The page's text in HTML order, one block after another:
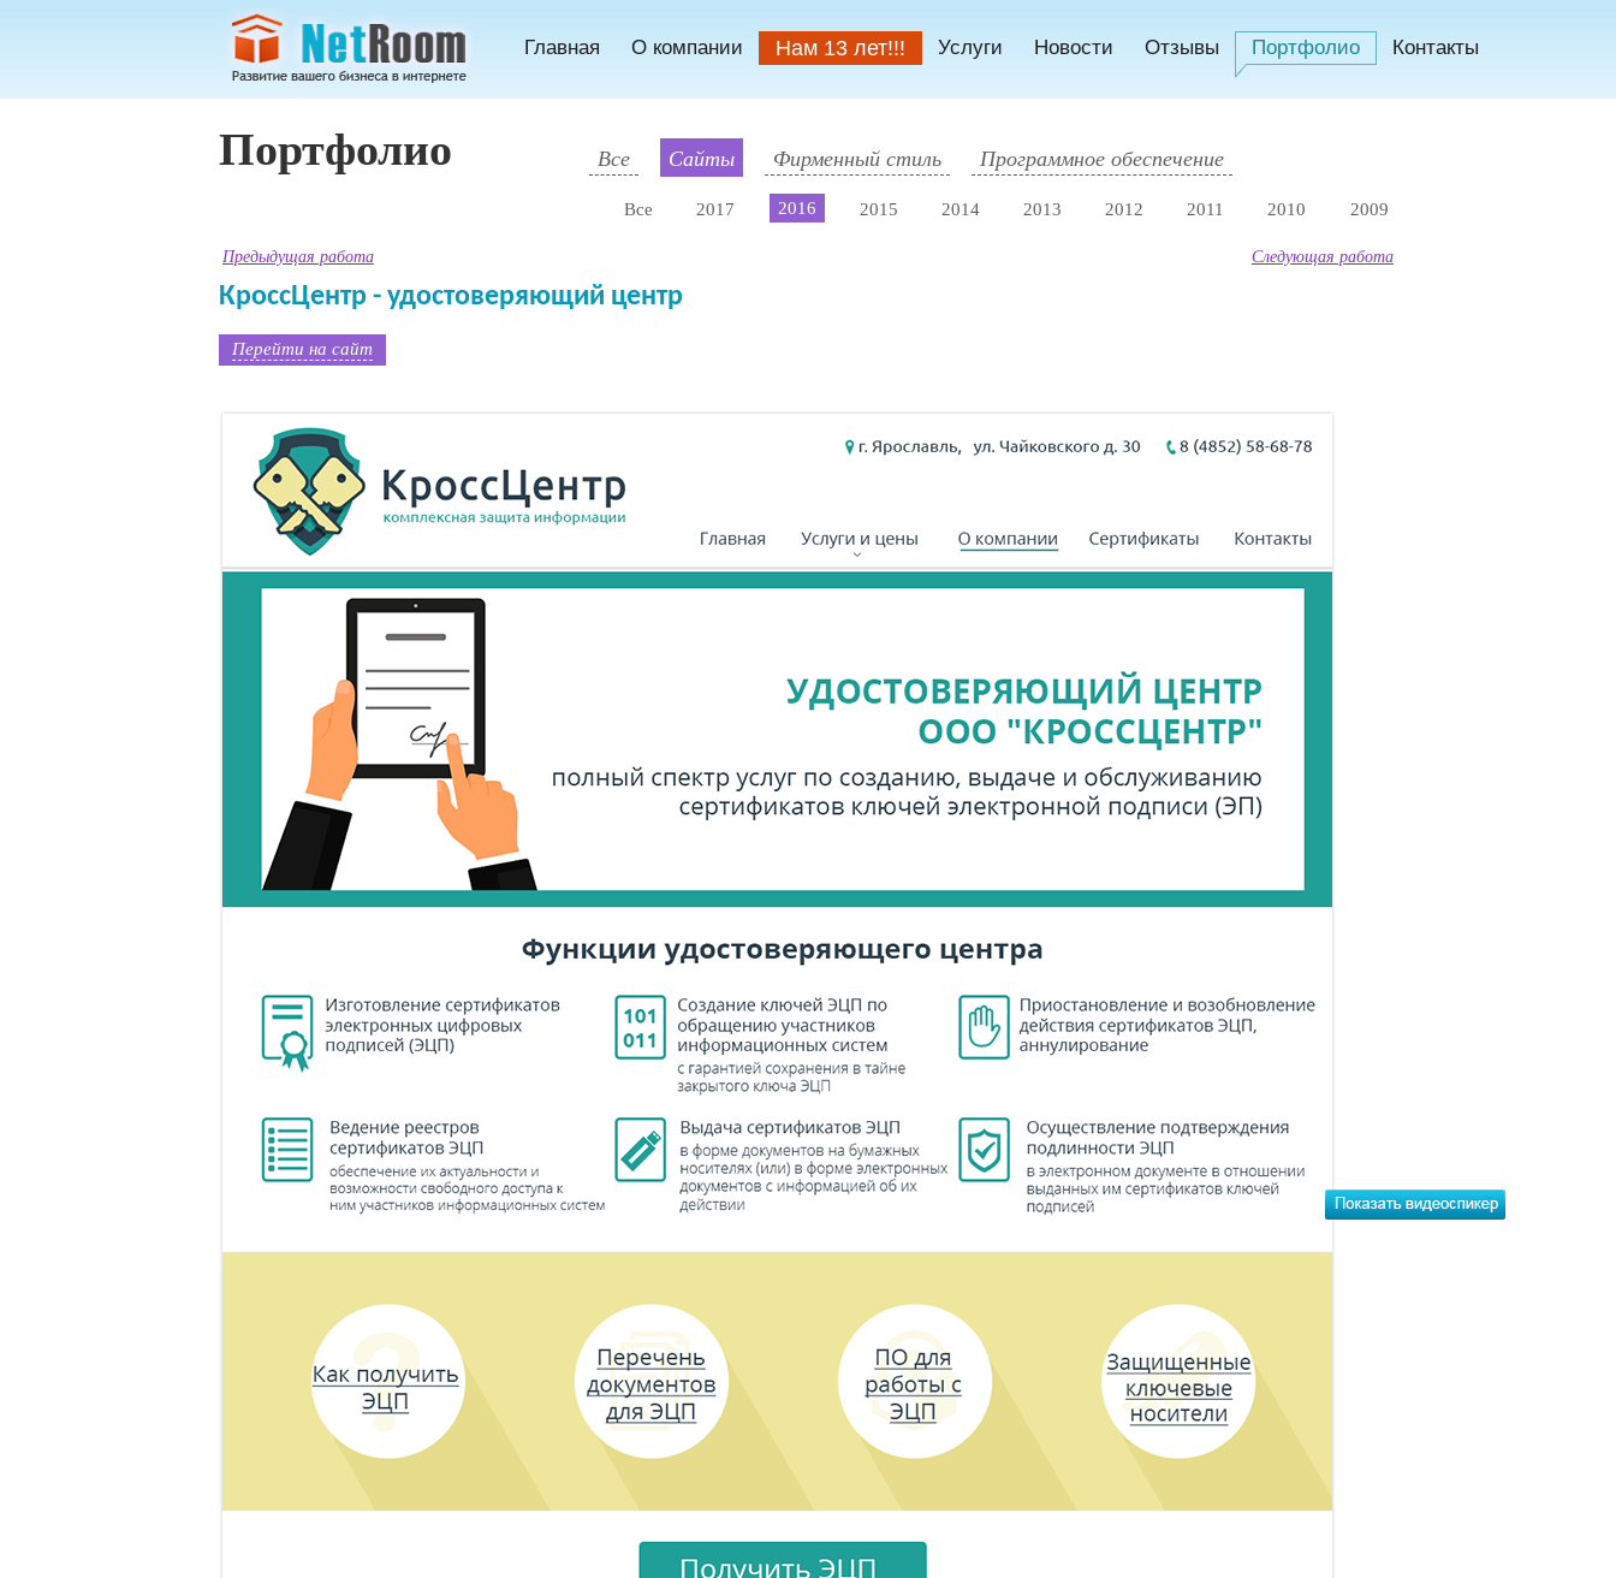
Главная О компании Нам 13 лет!!! Услуги Новости Отзывы Портфолио Контакты
Портфолио Все Сайты Фирменный стиль Программное обеспечение
Все 2017 2016 2015 2014 2013 2012 2011 2010 2009
Предыдущая работа Следующая работа
КроссЦентр - удостоверяющий центр
Перейти на сайт